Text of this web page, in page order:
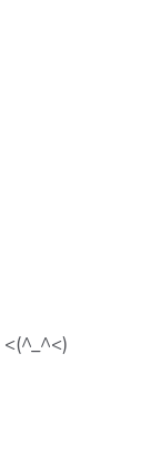
<(^_^<)